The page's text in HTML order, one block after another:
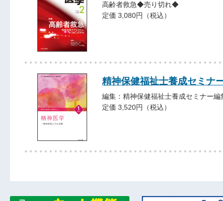
高齢者救急◆売り切れ◆
定価 3,080円（税込）
精神保健福祉士養成
編集：精神保健福祉士養成セミナー編
定価 3,520円（税込）